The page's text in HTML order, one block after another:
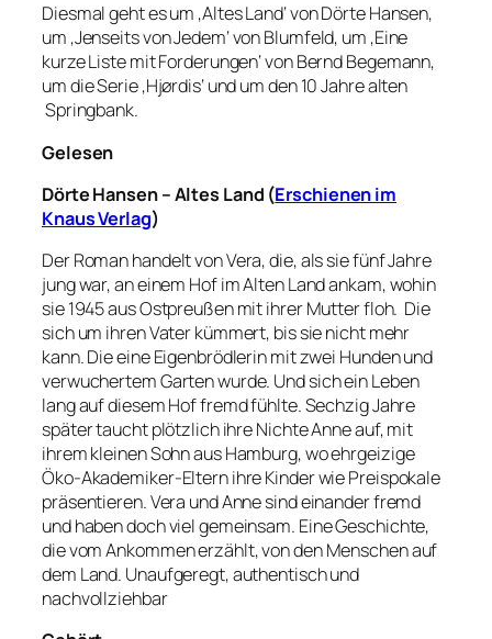
Diesmal geht es um ‚Altes Land‘ von Dörte Hansen,
um ‚Jenseits von Jedem‘ von Blumfeld, um ‚Eine
kurze Liste mit Forderungen‘ von Bernd Begemann,
um die Serie ‚Hjørdis‘ und um den 10 Jahre alten
Springbank.
Gelesen
Dörte Hansen – Altes Land (Erschienen im
Knaus Verlag)
Der Roman handelt von Vera, die, als sie fünf Jahre
jung war, an einem Hof im Alten Land ankam, wohin
sie 1945 aus Ostpreußen mit ihrer Mutter floh. Die
sich um ihren Vater kümmert, bis sie nicht mehr
kann. Die eine Eigenbrödlerin mit zwei Hunden und
verwuchertem Garten wurde. Und sich ein Leben
lang auf diesem Hof fremd fühlte. Sechzig Jahre
später taucht plötzlich ihre Nichte Anne auf, mit
ihrem kleinen Sohn aus Hamburg, wo ehrgeizige
Öko-Akademiker-Eltern ihre Kinder wie Preispokale
präsentieren. Vera und Anne sind einander fremd
und haben doch viel gemeinsam. Eine Geschichte,
die vom Ankommen erzählt, von den Menschen auf
dem Land. Unaufgeregt, authentisch und
nachvollziehbar